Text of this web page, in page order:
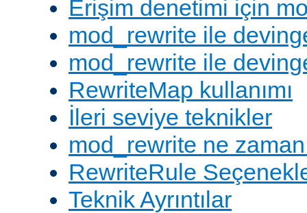
Erişim denetimi için
mod_rewrite ile
mod_rewrite ile
RewriteMap kullanımı
İleri seviye teknikler
mod_rewrite ne
RewriteRule
Teknik Ayrıntılar